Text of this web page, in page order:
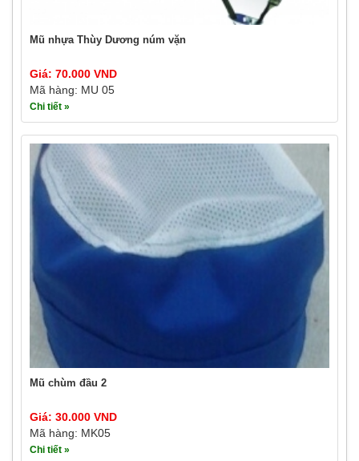
Mũ nhựa Thùy Dương núm vặn
Giá: 70.000 VND
Mã hàng: MU 05
Chi tiết »
Mũ chùm đầu 2
Giá: 30.000 VND
Mã hàng: MK05
Chi tiết »